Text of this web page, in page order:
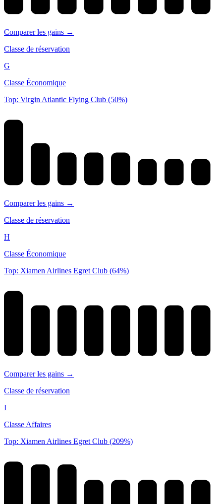
Comparer les gains →
Classe de réservation
G
Classe Économique
Top: Virgin Atlantic Flying Club (50%)
Comparer les gains →
Classe de réservation
H
Classe Économique
Top: Xiamen Airlines Egret Club (64%)
Comparer les gains →
Classe de réservation
I
Classe Affaires
Top: Xiamen Airlines Egret Club (209%)